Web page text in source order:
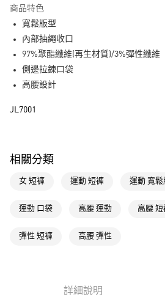
LINE Pay
全家取貨付款
付款後全家取貨
每筆NT$80，滿NT$1,500(含以上)免運費
付款後萊爾富取貨
每筆NT$80，滿NT$1,500(含以上)免運費
商品特色
寬鬆版型
內部抽繩收口
97%聚酯纖維(再生材質)/3%彈性纖維
側邊拉鍊口袋
高腰設計
JL7001
相關分類
女 短褲 運動 短褲 運動 寬鬆
運動 口袋 高腰 運動 高腰 短
彈性 短褲 高腰 彈性
詳細說明